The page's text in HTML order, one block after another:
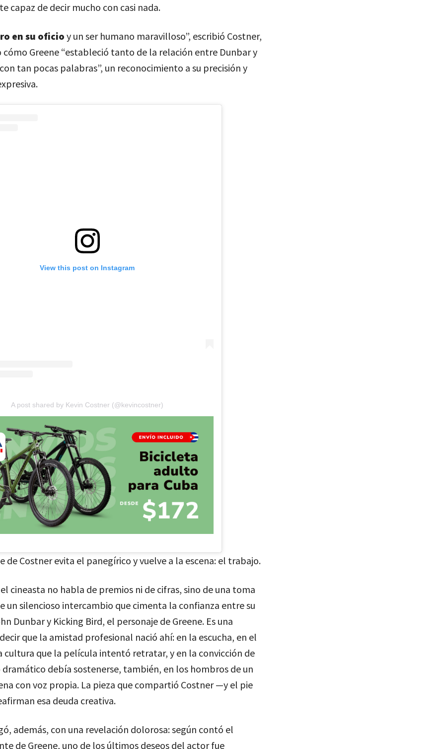
capaz de decir mucho con casi nada.
en su oficioy un ser humano maravilloso”, escribió Costner,
cómo Greene “estableció tanto de la relación entre Dunbar y
tan pocas palabras”, un reconocimiento a su precisión y
View this post on Instagram
A post shared by Kevin Costner (@kevincostner)
de Costner evita el panegírico y vuelve a la escena: el trabajo.
cineasta no habla de premios ni de cifras, sino de una toma
un silencioso intercambio que cimenta la confianza entre su
Dunbar y Kicking Bird, el personaje de Greene. Es una
que la amistad profesional nació ahí: en la escucha, en el
cultura que la película intentó retratar, y en la convicción de
dramático debía sostenerse, también, en los hombros de un
con voz propia. La pieza que compartió Costner —y el pie
esa deuda creativa.
además, con una revelación dolorosa: según contó el
de Greene, uno de los últimos deseos del actor fue